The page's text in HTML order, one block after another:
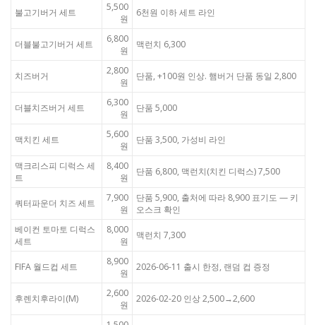
불고기버거 세트
5,500
원
6천원 이하 세트 라인
더블불고기버거 세트
6,800
원
맥런치 6,300
치즈버거
2,800
원
단품, +100원 인상. 햄버거 단품 동일 2,800
더블치즈버거 세트
6,300
원
단품 5,000
맥치킨 세트
5,600
원
단품 3,500, 가성비 라인
맥크리스피 디럭스 세
트
8,400
원
단품 6,800, 맥런치(치킨 디럭스) 7,500
쿼터파운더 치즈 세트
7,900
원
단품 5,900, 출처에 따라 8,900 표기도 — 키
오스크 확인
베이컨 토마토 디럭스
세트
8,000
원
맥런치 7,300
FIFA 월드컵 세트
8,900
원
2026-06-11 출시 한정, 랜덤 컵 증정
후렌치후라이(M)
2,600
원
2026-02-20 인상 2,500→2,600